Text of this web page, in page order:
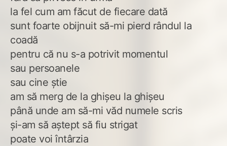
la fel cum am făcut de fiecare dată
sunt foarte obijnuit să-mi pierd rândul la
coadă
pentru că nu s-a potrivit momentul
sau persoanele
sau cine știe
am să merg de la ghișeu la ghișeu
până unde am să-mi văd numele scris
și-am să aștept să fiu strigat
poate voi întârzia